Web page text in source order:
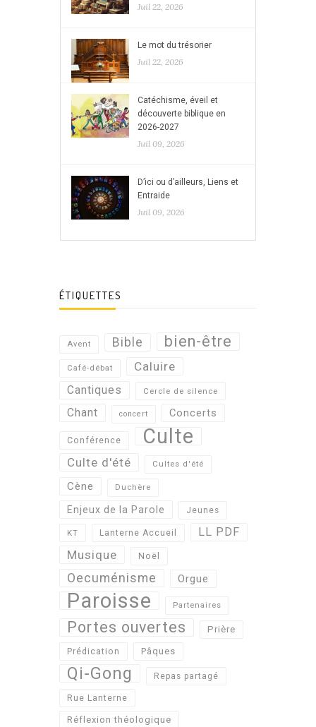
Juil 22, 2026
Le mot du trésorier
Juil 22, 2026
Catéchisme, éveil et
découverte biblique en
2026-2027
Juil 09, 2026
D’ici ou d’ailleurs, Liens et
Entraide
Juil 09, 2026
ÉTIQUETTES
Avent Bible bien-être
Café-débat Caluire
Cantiques Cercle de silence
Chant concert Concerts
Conférence Culte
Culte d'été Cultes d'été
Cène Duchère
Enjeux de la Parole Jeunes
KT Lanterne Accueil LL PDF
Musique Noël
Oecuménisme Orgue
Paroisse Partenaires
Portes ouvertes Prière
Prédication Pâques
Qi-Gong Repas partagé
Rue Lanterne
Réflexion théologique